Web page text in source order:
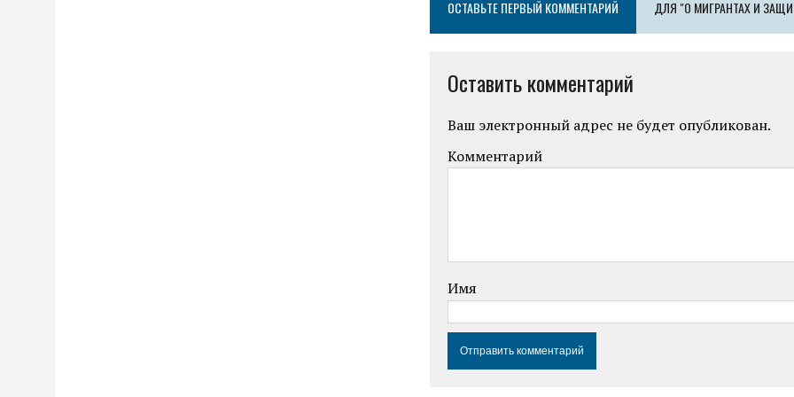
ОСТАВЬТЕ ПЕРВЫЙ КОММЕНТАРИЙ ДЛЯ "О МИГРАНТАХ И
Оставить комментарий
Ваш электронный адрес не будет опубликован.
Комментарий
Имя